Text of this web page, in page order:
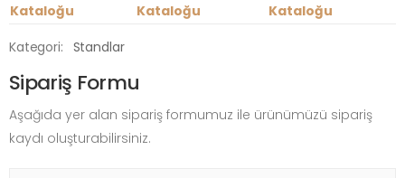
Kataloğu
Kataloğu
Kataloğu
Kategori: Standlar
Sipariş Formu
Aşağıda yer alan sipariş formumuz ile ürünümüzü sipariş
kaydı oluşturabilirsiniz.